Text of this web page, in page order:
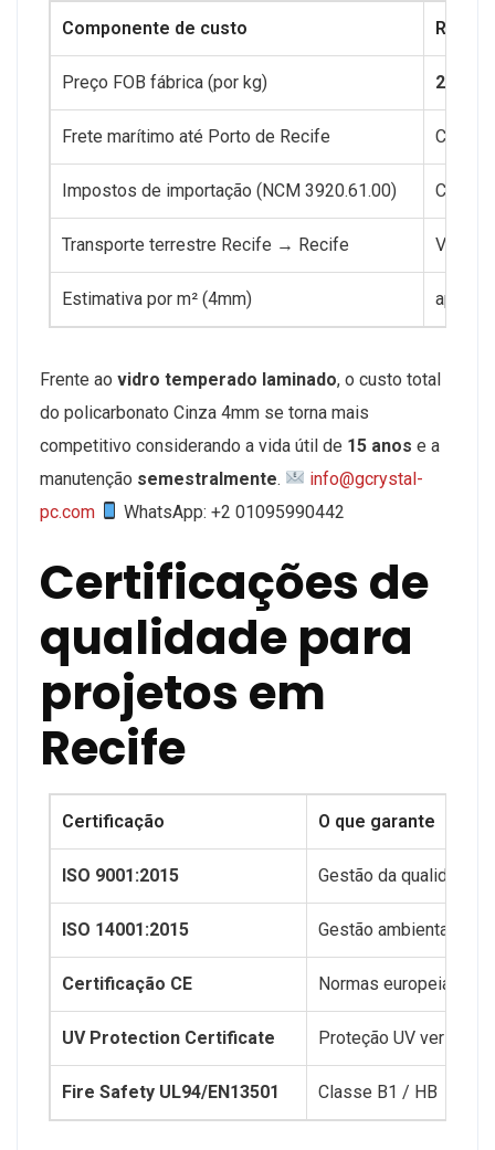
Componente de custo
Preço FOB fábrica (por kg) 2–3
Frete marítimo até Porto de Recife
Impostos de importação (NCM 3920.61.00)
Transporte terrestre Recife → Recife
Estimativa por m² (4mm) aprox.
Frente ao vidro temperado laminado, o custo total
do policarbonato Cinza 4mm se torna mais
competitivo considerando a vida útil de 15 anos e a
manutenção semestralmente.
info@gcrystal-
pc.com
WhatsApp: +2 01095990442
Certificações de
qualidade para
projetos em
Recife
Certificação O que garante
ISO 9001:2015 Gestão da qualidade
ISO 14001:2015 Gestão ambiental
Certificação CE Normas europeias
UV Protection Certificate Proteção UV
Fire Safety UL94/EN13501 Classe B1 / HB